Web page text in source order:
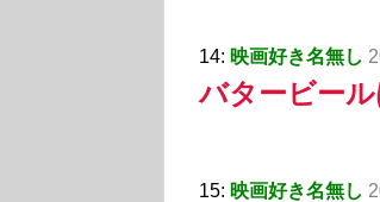
14: 映画好き名無し
バタービー
15: 映画好き名無し